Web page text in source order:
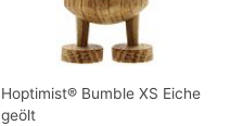
Hoptimist® Bumble XS Eiche
geölt